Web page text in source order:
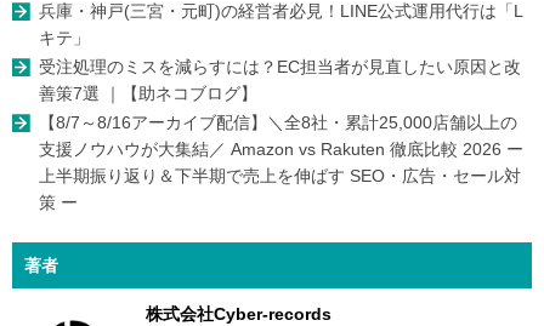
兵庫・神戸(三宮・元町)の経営者必見！LINE公式運用代行は「L
キテ」
受注処理のミスを減らすには？EC担当者が見直したい原因と改
善策7選 ｜【助ネコブログ】
【8/7～8/16アーカイブ配信】＼全8社・累計25,000店舗以上の
支援ノウハウが大集結／ Amazon vs Rakuten 徹底比較 2026 ー
上半期振り返り＆下半期で売上を伸ばす SEO・広告・セール対
策 ー
著者
株式会社Cyber-records